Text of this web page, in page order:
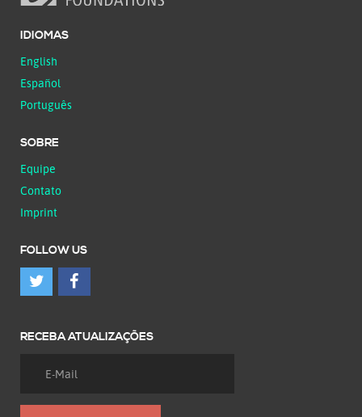
IDIOMAS
English
Español
Português
SOBRE
Equipe
Contato
Imprint
FOLLOW US
RECEBA ATUALIZAÇÕES